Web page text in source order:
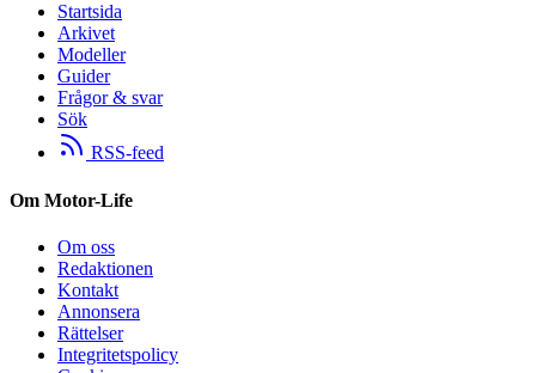
Startsida
Arkivet
Modeller
Guider
Frågor & svar
Sök
RSS-feed
Om Motor-Life
Om oss
Redaktionen
Kontakt
Annonsera
Rättelser
Integritetspolicy